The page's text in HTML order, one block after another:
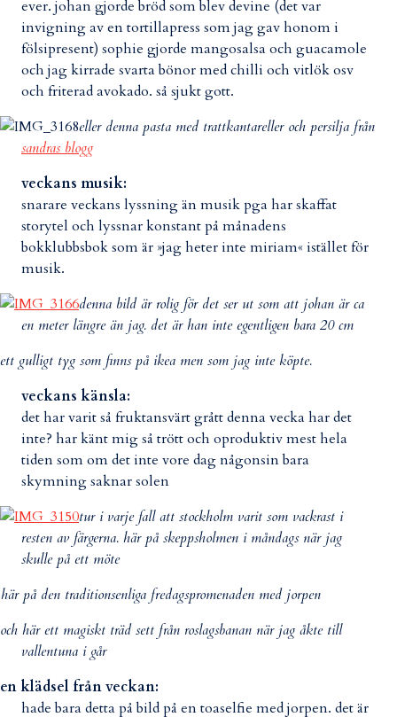
ever. johan gjorde bröd som blev devine (det var
invigning av en tortillapress som jag gav honom i
fölsipresent) sophie gjorde mangosalsa och guacamole
och jag kirrade svarta bönor med chilli och vitlök osv
och friterad avokado. så sjukt gott.
eller denna pasta med trattkantareller och persilja från
sandras blogg
veckans musik:
snarare veckans lyssning än musik pga har skaffat
storytel och lyssnar konstant på månadens
bokklubbsbok som är »jag heter inte miriam« istället för
musik.
denna bild är rolig för det ser ut som att johan är ca
en meter längre än jag. det är han inte egentligen bara 20 cm
ett gulligt tyg som finns på ikea men som jag inte köpte.
veckans känsla:
det har varit så fruktansvärt grått denna vecka har det
inte? har känt mig så trött och oproduktiv mest hela
tiden som om det inte vore dag någonsin bara
skymning saknar solen
tur i varje fall att stockholm varit som vackrast i
resten av färgerna. här på skeppsholmen i måndags när jag
skulle på ett möte
på den traditionsenliga fredagspromenaden med jorpen
och här ett magiskt träd sett från roslagsbanan när jag åkte till
vallentuna i går
en klädsel från veckan:
hade bara detta på bild på en toaselfie med jorpen. det är